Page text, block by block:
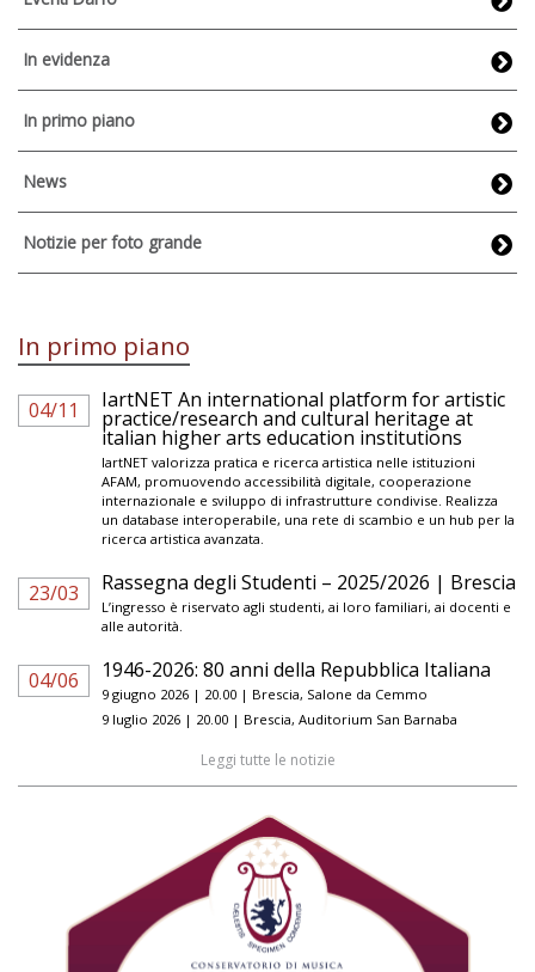
In evidenza
In primo piano
News
Notizie per foto grande
In primo piano
04/11 IartNET An international platform for artistic
practice/research and cultural heritage at
italian higher arts education institutions
IartNET valorizza pratica e ricerca artistica nelle istituzioni
AFAM, promuovendo accessibilità digitale, cooperazione
internazionale e sviluppo di infrastrutture condivise. Realizza
un database interoperabile, una rete di scambio e un hub per la
ricerca artistica avanzata.
23/03 Rassegna degli Studenti – 2025/2026 | Brescia
L’ingresso è riservato agli studenti, ai loro familiari, ai docenti e
alle autorità.
04/06 1946-2026: 80 anni della Repubblica Italiana
9 giugno 2026 | 20.00 | Brescia, Salone da Cemmo
9 luglio 2026 | 20.00 | Brescia, Auditorium San Barnaba
Leggi tutte le notizie